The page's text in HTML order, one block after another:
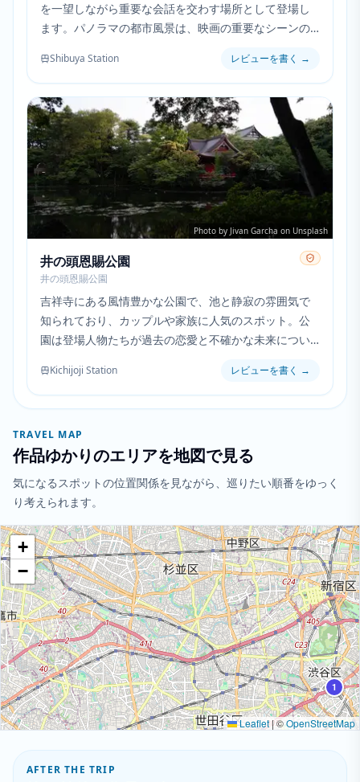
を一望しながら重要な会話を交わす場所として登場し
ます。パノラマの都市風景は、映画の重要なシーンの
す。
Shibuya Station レビューを書く →
Photo by Jivan Garcha on Unsplash
井の頭恩賜公園
井の頭恩賜公園
吉祥寺にある風情豊かな公園で、池と静寂の雰囲気で
知られており、カップルや家族に人気のスポット。公
園は登場人物たちが過去の恋愛と不確かな未来につい
Kichijoji Station レビューを書く →
TRAVEL MAP
作品ゆかりのエリアを地図で見る
気になるスポットの位置関係を見ながら、巡りたい順番をゆっく
り考えられます。
1
2
+
−
Leaflet|©OpenStreetMap
AFTER THE TRIP